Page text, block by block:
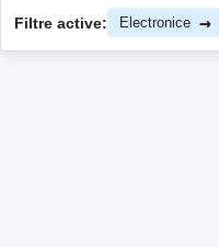
Filtre active: Electronice →